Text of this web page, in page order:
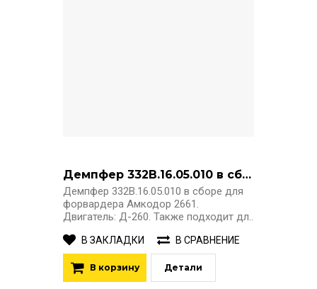
Демпфер 332В.16.05.010 в сборе
Демпфер 332В.16.05.010 в сборе для
форвардера Амкодор 2661.
Двигатель: Д-260. Также подходит дл..
В ЗАКЛАДКИ В СРАВНЕНИЕ
В корзину Детали